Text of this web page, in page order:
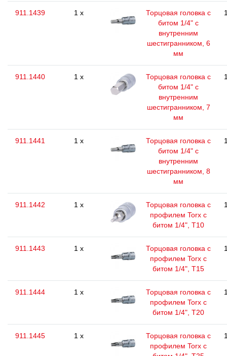
911.1439 1 x
Торцовая головка с
битом 1/4" с
внутренним
шестигранником, 6
мм
911.1440 1 x
Торцовая головка с
битом 1/4" с
внутренним
шестигранником, 7
мм
911.1441 1 x
Торцовая головка с
битом 1/4" с
внутренним
шестигранником, 8
мм
911.1442 1 x
Торцовая головка с
профилем Torx с
битом 1/4", T10
911.1443 1 x
Торцовая головка с
профилем Torx с
битом 1/4", T15
911.1444 1 x
Торцовая головка с
профилем Torx с
битом 1/4", T20
911.1445 1 x
Торцовая головка с
профилем Torx с